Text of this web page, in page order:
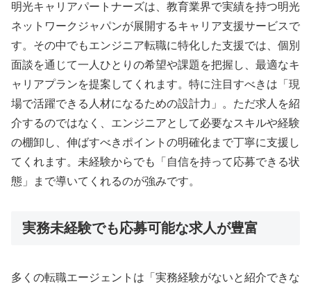
明光キャリアパートナーズは、教育業界で実績を持つ明光
ネットワークジャパンが展開するキャリア支援サービスで
す。その中でもエンジニア転職に特化した支援では、個別
面談を通じて一人ひとりの希望や課題を把握し、最適なキ
ャリアプランを提案してくれます。特に注目すべきは「現
場で活躍できる人材になるための設計力」。ただ求人を紹
介するのではなく、エンジニアとして必要なスキルや経験
の棚卸し、伸ばすべきポイントの明確化まで丁寧に支援し
てくれます。未経験からでも「自信を持って応募できる状
態」まで導いてくれるのが強みです。
実務未経験でも応募可能な求人が豊富
多くの転職エージェントは「実務経験がないと紹介できな